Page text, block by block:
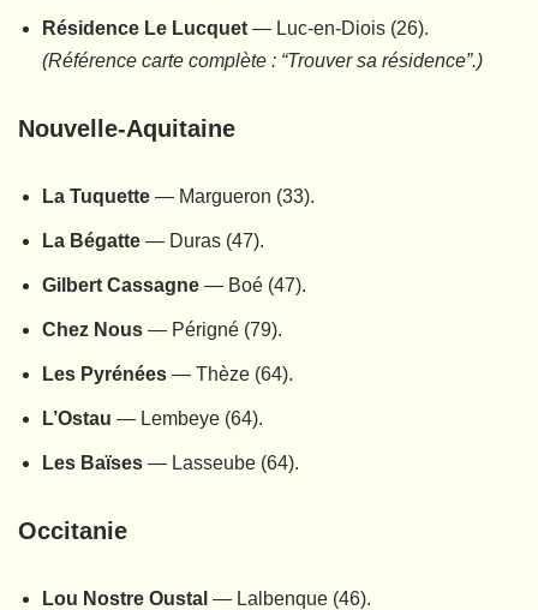
Résidence Le Lucquet — Luc-en-Diois (26).
(Référence carte complète : “Trouver sa résidence”.)
Nouvelle-Aquitaine
La Tuquette — Margueron (33).
La Bégatte — Duras (47).
Gilbert Cassagne — Boé (47).
Chez Nous — Périgné (79).
Les Pyrénées — Thèze (64).
L’Ostau — Lembeye (64).
Les Baïses — Lasseube (64).
Occitanie
Lou Nostre Oustal — Lalbenque (46).